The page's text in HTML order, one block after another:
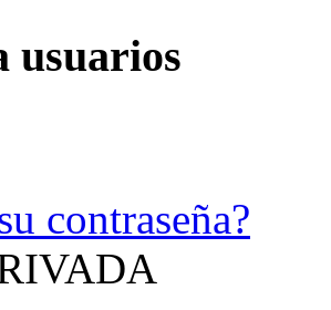
usuarios
contraseña?